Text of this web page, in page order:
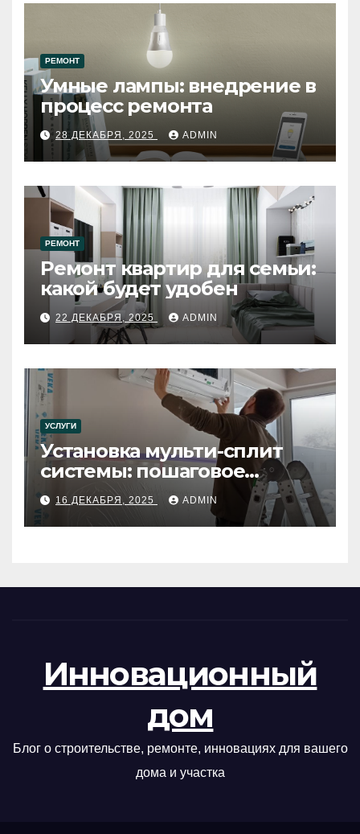
РЕМОНТ
Умные лампы: внедрение в
процесс ремонта
28 ДЕКАБРЯ, 2025 ADMIN
РЕМОНТ
Ремонт квартир для семьи:
какой будет удобен
22 ДЕКАБРЯ, 2025 ADMIN
УСЛУГИ
Установка мульти-сплит
системы: пошаговое
руководство
16 ДЕКАБРЯ, 2025 ADMIN
Инновационный
дом
Блог о строительстве, ремонте, инновациях для вашего
дома и участка